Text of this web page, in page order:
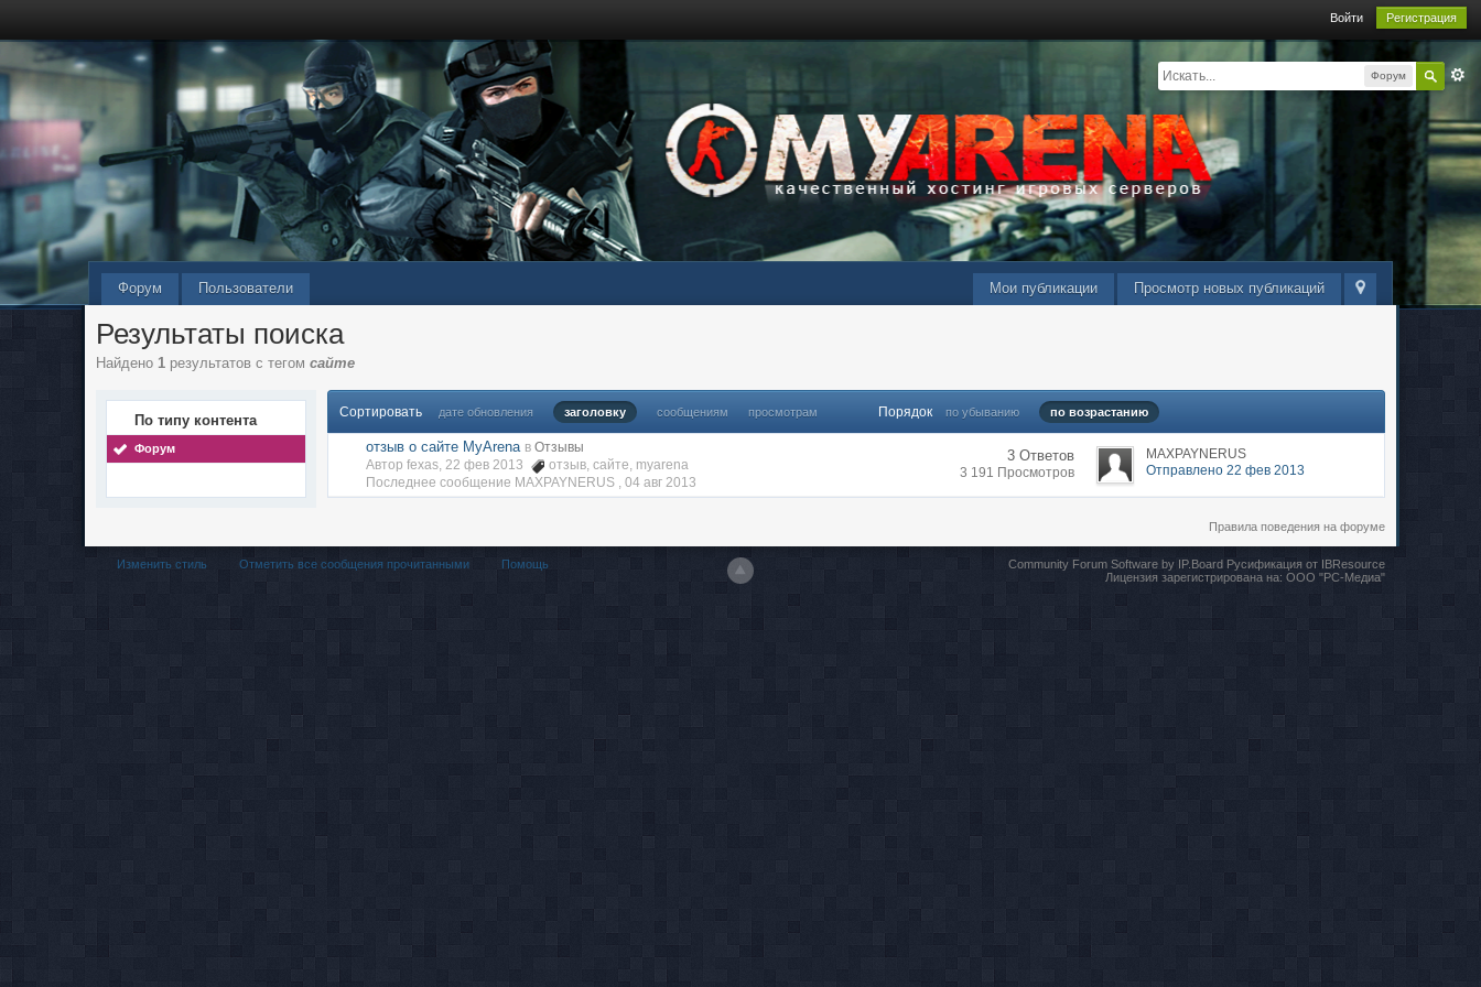
Войти Регистрация
Форум
Просмотр новых публикаций
Мои публикации
Форум Пользователи
Результаты поиска
Найдено 1 результатов с тегомсайте
По типу контента
Форум
Сортировать дате обновления заголовку сообщениям просмотрам Порядок по убыванию по возрастанию
отзыв о сайте MyArena в Отзывы
Автор fexas, 22 фев 2013
отзыв,сайте, myarena
Последнее сообщение MAXPAYNERUS ,04 авг 2013
3 Ответов
3 191 Просмотров
MAXPAYNERUS
Отправлено 22 фев 2013
Правила поведения на форуме
Изменить стиль Отметить все сообщения прочитанными Помощь Community Forum Software by IP.BoardРусификация от IBResource
Лицензия зарегистрирована на: ООО "РС-Медиа"